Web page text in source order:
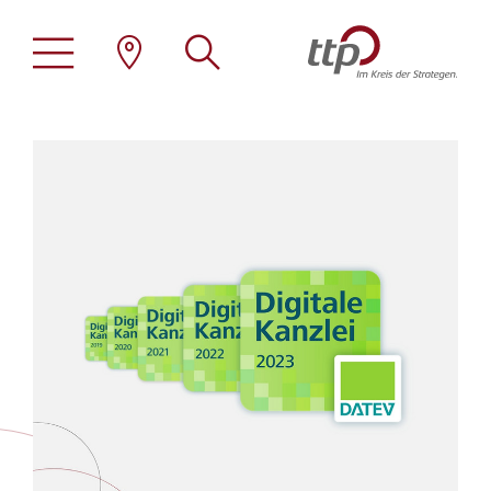
ttp als Arbeitgeber
Familienfreundlichkeit
Tätigkeitsprofile
Übersicht
Steuerberatung
Wirtschaftsprüfung
Rechtsberatung
Family Office
Immobilien